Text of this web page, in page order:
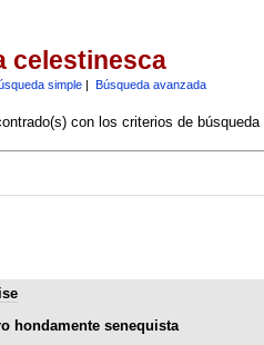
celestinesca
simple| Búsqueda avanzada
con los criterios de
hondamente senequista